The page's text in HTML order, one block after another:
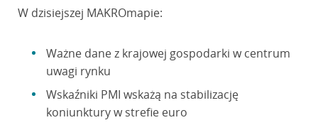
W dzisiejszej MAKROmapie:
Ważne dane z krajowej gospodarki w centrum
uwagi rynku
Wskaźniki PMI wskażą na stabilizację
koniunktury w strefie euro